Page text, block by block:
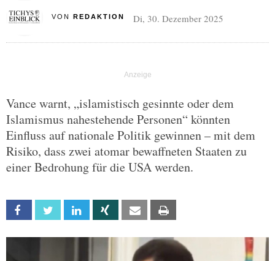
VON REDAKTION Di, 30. Dezember 2025
Vance warnt, „islamistisch gesinnte oder dem
Islamismus nahestehende Personen“ könnten
Einfluss auf nationale Politik gewinnen – mit dem
Risiko, dass zwei atomar bewaffneten Staaten zu
einer Bedrohung für die USA werden.
Facebook Twitter Linkedin Xing Email